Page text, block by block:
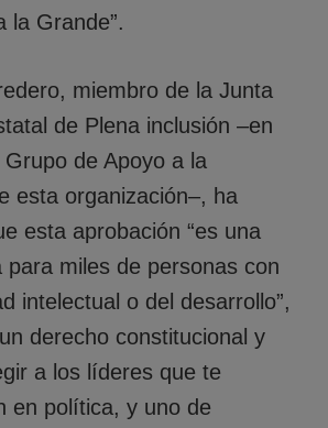
la Grande”.
miembro de la Junta
de Plena inclusión –en
de Apoyo a la
esta organización–, ha
esta aprobación “es una
para miles de personas con
intelectual o del desarrollo”,
derecho constitucional y
a los líderes que te
en política, y uno de